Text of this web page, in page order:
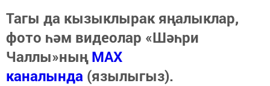
Тагы да кызыклырак яңалыклар,
фото һәм видеолар «Шәһри
Чаллы»ныңMAX
каналында (язылыгыз).